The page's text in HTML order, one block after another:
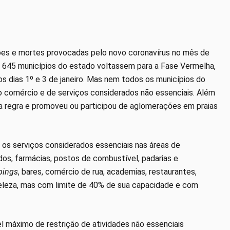
e mortes provocadas pelo novo coronavírus no mês de
municípios do estado voltassem para a Fase Vermelha,
dias 1º e 3 de janeiro. Mas nem todos os municípios do
e de serviços considerados não essenciais. Além
e promoveu ou participou de aglomerações em praias
serviços considerados essenciais nas áreas de
farmácias, postos de combustível, padarias e
, bares, comércio de rua, academias, restaurantes,
mas com limite de 40% de sua capacidade e com
máximo de restrição de atividades não essenciais